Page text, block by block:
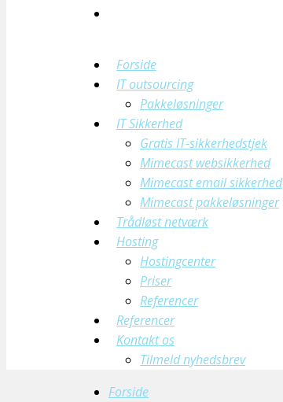
Forside
IT outsourcing
Pakkeløsninger
IT Sikkerhed
Gratis IT-sikkerhedstjek
Mimecast websikkerhed
Mimecast email sikkerhed
Mimecast pakkeløsninger
Trådløst netværk
Hosting
Hostingcenter
Priser
Referencer
Referencer
Kontakt os
Tilmeld nyhedsbrev
Forside